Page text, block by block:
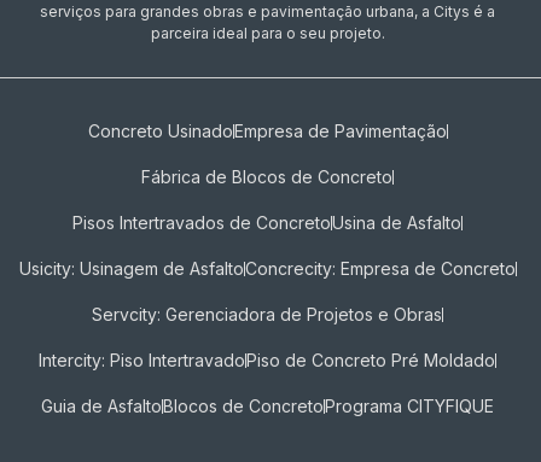
serviços para grandes obras e pavimentação urbana, a Citys é a
parceira ideal para o seu projeto.
Concreto UsinadoEmpresa de Pavimentação
Fábrica de Blocos de Concreto
Pisos Intertravados de Concreto​Usina de Asfalto
Usicity: Usinagem de AsfaltoConcrecity: Empresa de Concreto
Servcity: Gerenciadora de Projetos e Obras
Intercity: Piso IntertravadoPiso de Concreto Pré Moldado
Guia de AsfaltoBlocos de ConcretoPrograma CITYFIQUE